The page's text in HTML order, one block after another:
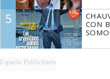
5
CON
Espacio Publicitario